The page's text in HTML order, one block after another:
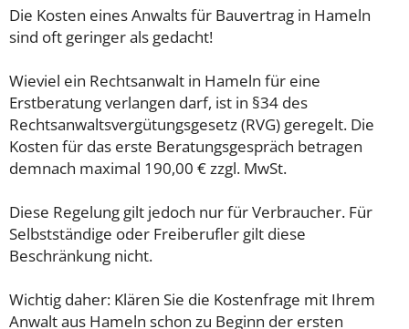
Die Kosten eines Anwalts für Bauvertrag in Hameln
sind oft geringer als gedacht!
Wieviel ein Rechtsanwalt in Hameln für eine
Erstberatung verlangen darf, ist in §34 des
Rechtsanwaltsvergütungsgesetz (RVG) geregelt. Die
Kosten für das erste Beratungsgespräch betragen
demnach maximal 190,00 € zzgl. MwSt.
Diese Regelung gilt jedoch nur für Verbraucher. Für
Selbstständige oder Freiberufler gilt diese
Beschränkung nicht.
Wichtig daher: Klären Sie die Kostenfrage mit Ihrem
Anwalt aus Hameln schon zu Beginn der ersten